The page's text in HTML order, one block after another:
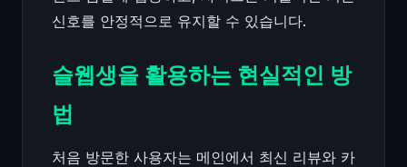
신호를 안정적으로 유지할 수 있습니다.
슬웹생을 활용하는 현실적인 방
법
처음 방문한 사용자는 메인에서 최신 리뷰와 카